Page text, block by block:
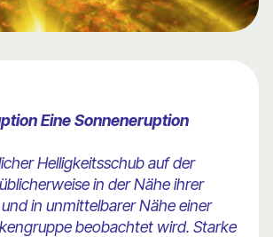
Eine Sonneneruption
Helligkeitsschub auf der
in der Nähe ihrer
in unmittelbarer Nähe einer
beobachtet wird. Starke